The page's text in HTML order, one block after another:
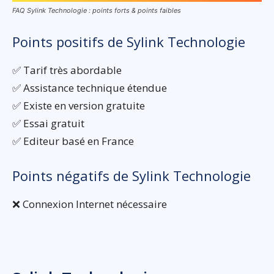
FAQ Sylink Technologie : points forts & points faibles
Points positifs de Sylink Technologie
✅ Tarif très abordable
✅ Assistance technique étendue
✅ Existe en version gratuite
✅ Essai gratuit
✅ Editeur basé en France
Points négatifs de Sylink Technologie
❌ Connexion Internet nécessaire